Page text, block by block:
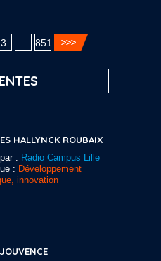
3 851
HALLYNCK ROUBAIX
: Radio Campus Lille
: Développement
innovation